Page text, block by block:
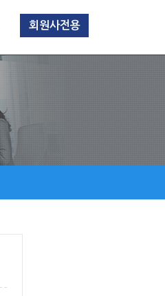
회원사전용